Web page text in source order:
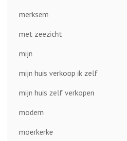
merksem
met zeezicht
mijn
mijn huis verkoop ik zelf
mijn huis zelf verkopen
modern
moerkerke